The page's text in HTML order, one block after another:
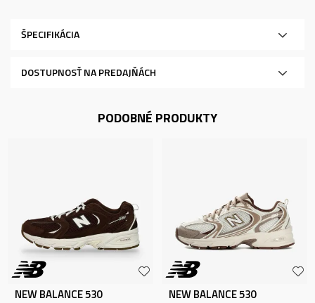
ŠPECIFIKÁCIA
DOSTUPNOSŤ NA PREDAJŇÁCH
PODOBNÉ PRODUKTY
NEW BALANCE 530 NEW BALANCE 530